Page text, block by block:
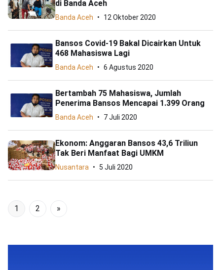
di Banda Aceh
Banda Aceh 12 Oktober 2020
Bansos Covid-19 Bakal Dicairkan Untuk
468 Mahasiswa Lagi
Banda Aceh 6 Agustus 2020
Bertambah 75 Mahasiswa, Jumlah
Penerima Bansos Mencapai 1.399 Orang
Banda Aceh 7 Juli 2020
Ekonom: Anggaran Bansos 43,6 Triliun
Tak Beri Manfaat Bagi UMKM
Nusantara 5 Juli 2020
1 2 »